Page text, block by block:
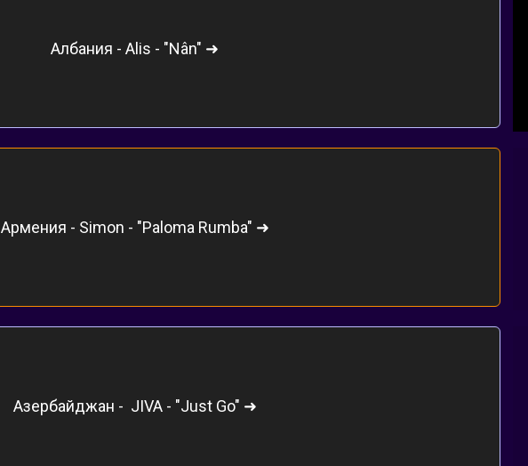
Албания - Alis - "Nân" ➜
Армения - Simon - "Paloma Rumba" ➜
Азербайджан -  JIVA - "Just Go" ➜